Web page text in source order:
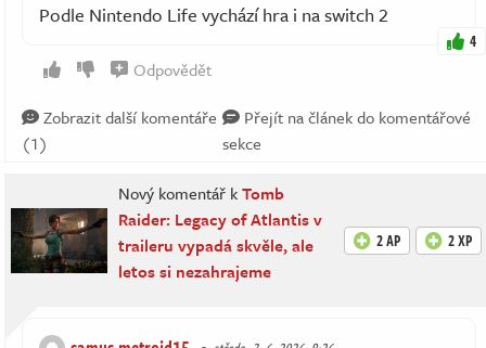
Podle Nintendo Life vychází hra i na switch 2
4
Odpovědět
Zobrazit další komentáře
(1)
Přejít na článek do komentářové
sekce
Nový komentář kTomb
Raider: Legacy of Atlantis v
traileru vypadá skvěle, ale
letos si nezahrajeme
2 AP 2 XP